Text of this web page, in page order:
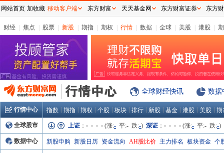
财经 焦点 股票 新股 期指 期权 行情 数据 全球 美股 港股
全球财经快讯 数据
行情中心 指数 期指 期权 个股 板块 排行 新股 基金 港股 美股 期
全球股市 上证 ： - - - - (涨:- 平:- 跌:-) 深证 ： - - - - (涨:- 平:- 跌:-)
数据中心 新股申购 新股日历 资金流向 AH股比价 主力排名 板块资金 个
网站首页 加收藏 移动客户端 东方财富 天天基金网 东方财富证券 东方